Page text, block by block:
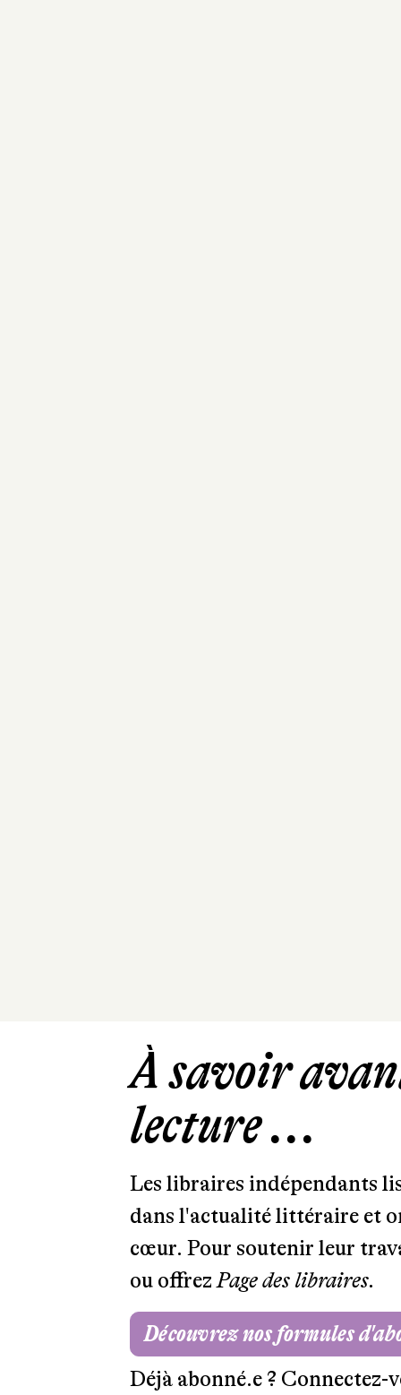
À savoir
lecture ...
Les libraires indépendants
dans l'actualité littéraire et
cœur. Pour soutenir leur
ou offrezPage des libraires.
Découvrez nos formules
Déjà abonné.e ? Connectez-